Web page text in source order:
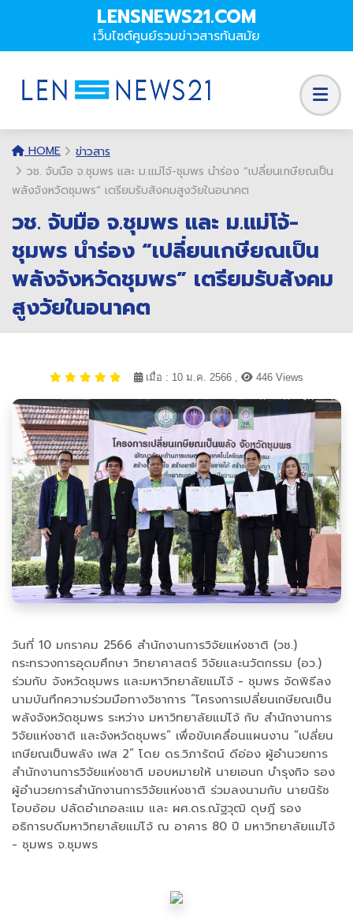
LENSNEWS21.COM
เว็บไซต์ศูนย์รวมข่าวสารทันสมัย
HOME
ข่าวสาร
วช. จับมือ จ.ชุมพร และ ม.แม่โจ้-ชุมพร นำร่อง “เปลี่ยนเกษียณเป็น
พลังจังหวัดชุมพร” เตรียมรับสังคมสูงวัยในอนาคต
วช. จับมือ จ.ชุมพร และ ม.แม่โจ้-
ชุมพร นำร่อง “เปลี่ยนเกษียณเป็น
พลังจังหวัดชุมพร” เตรียมรับสังคม
สูงวัยในอนาคต
เมื่อ : 10 ม.ค. 2566 , 446 Views
วันที่ 10 มกราคม 2566 สำนักงานการวิจัยแห่งชาติ (วช.)
กระทรวงการอุดมศึกษา วิทยาศาสตร์ วิจัยและนวัตกรรม (อว.)
ร่วมกับ จังหวัดชุมพร และมหาวิทยาลัยแม่โจ้ - ชุมพร จัดพิธีลง
นามบันทึกความร่วมมือทางวิชาการ “โครงการเปลี่ยนเกษียณเป็น
พลังจังหวัดชุมพร ระหว่าง มหาวิทยาลัยแม่โจ้ กับ สำนักงานการ
วิจัยแห่งชาติ และจังหวัดชุมพร” เพื่อขับเคลื่อนแผนงาน “เปลี่ยน
เกษียณเป็นพลัง เฟส 2” โดย ดร.วิภารัตน์ ดีอ่อง ผู้อำนวยการ
สำนักงานการวิจัยแห่งชาติ มอบหมายให้ นายเอนก บำรุงกิจ รอง
ผู้อำนวยการสำนักงานการวิจัยแห่งชาติ ร่วมลงนามกับ นายนิรัช
โอบอ้อม ปลัดอำเภอละแม และ ผศ.ดร.ณัฐวุฒิ ดุษฎี รอง
อธิการบดีมหาวิทยาลัยแม่โจ้ ณ อาคาร 80 ปี มหาวิทยาลัยแม่โจ้
- ชุมพร จ.ชุมพร